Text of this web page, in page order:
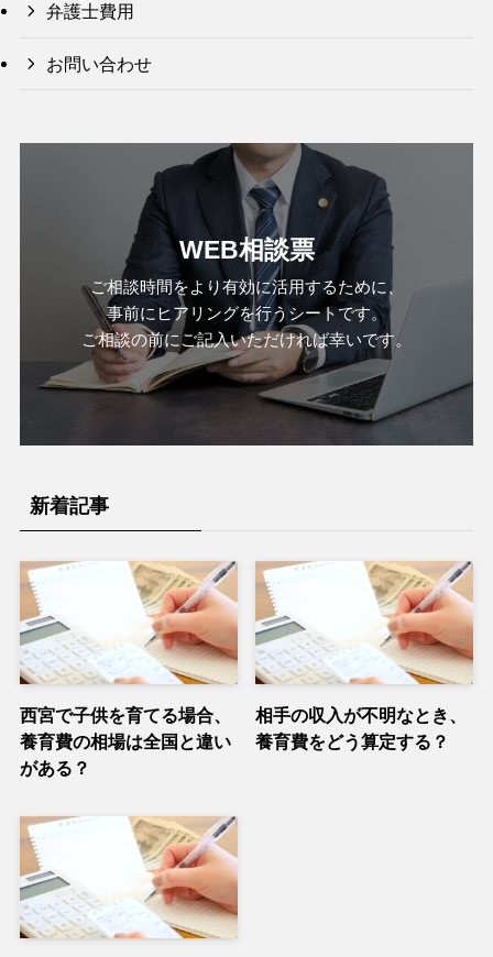
弁護士費用
お問い合わせ
WEB相談票
ご相談時間をより有効に活用するために、
事前にヒアリングを行うシートです。
ご相談の前にご記入いただければ幸いです。
新着記事
西宮で子供を育てる場合、
養育費の相場は全国と違い
がある？
相手の収入が不明なとき、
養育費をどう算定する？